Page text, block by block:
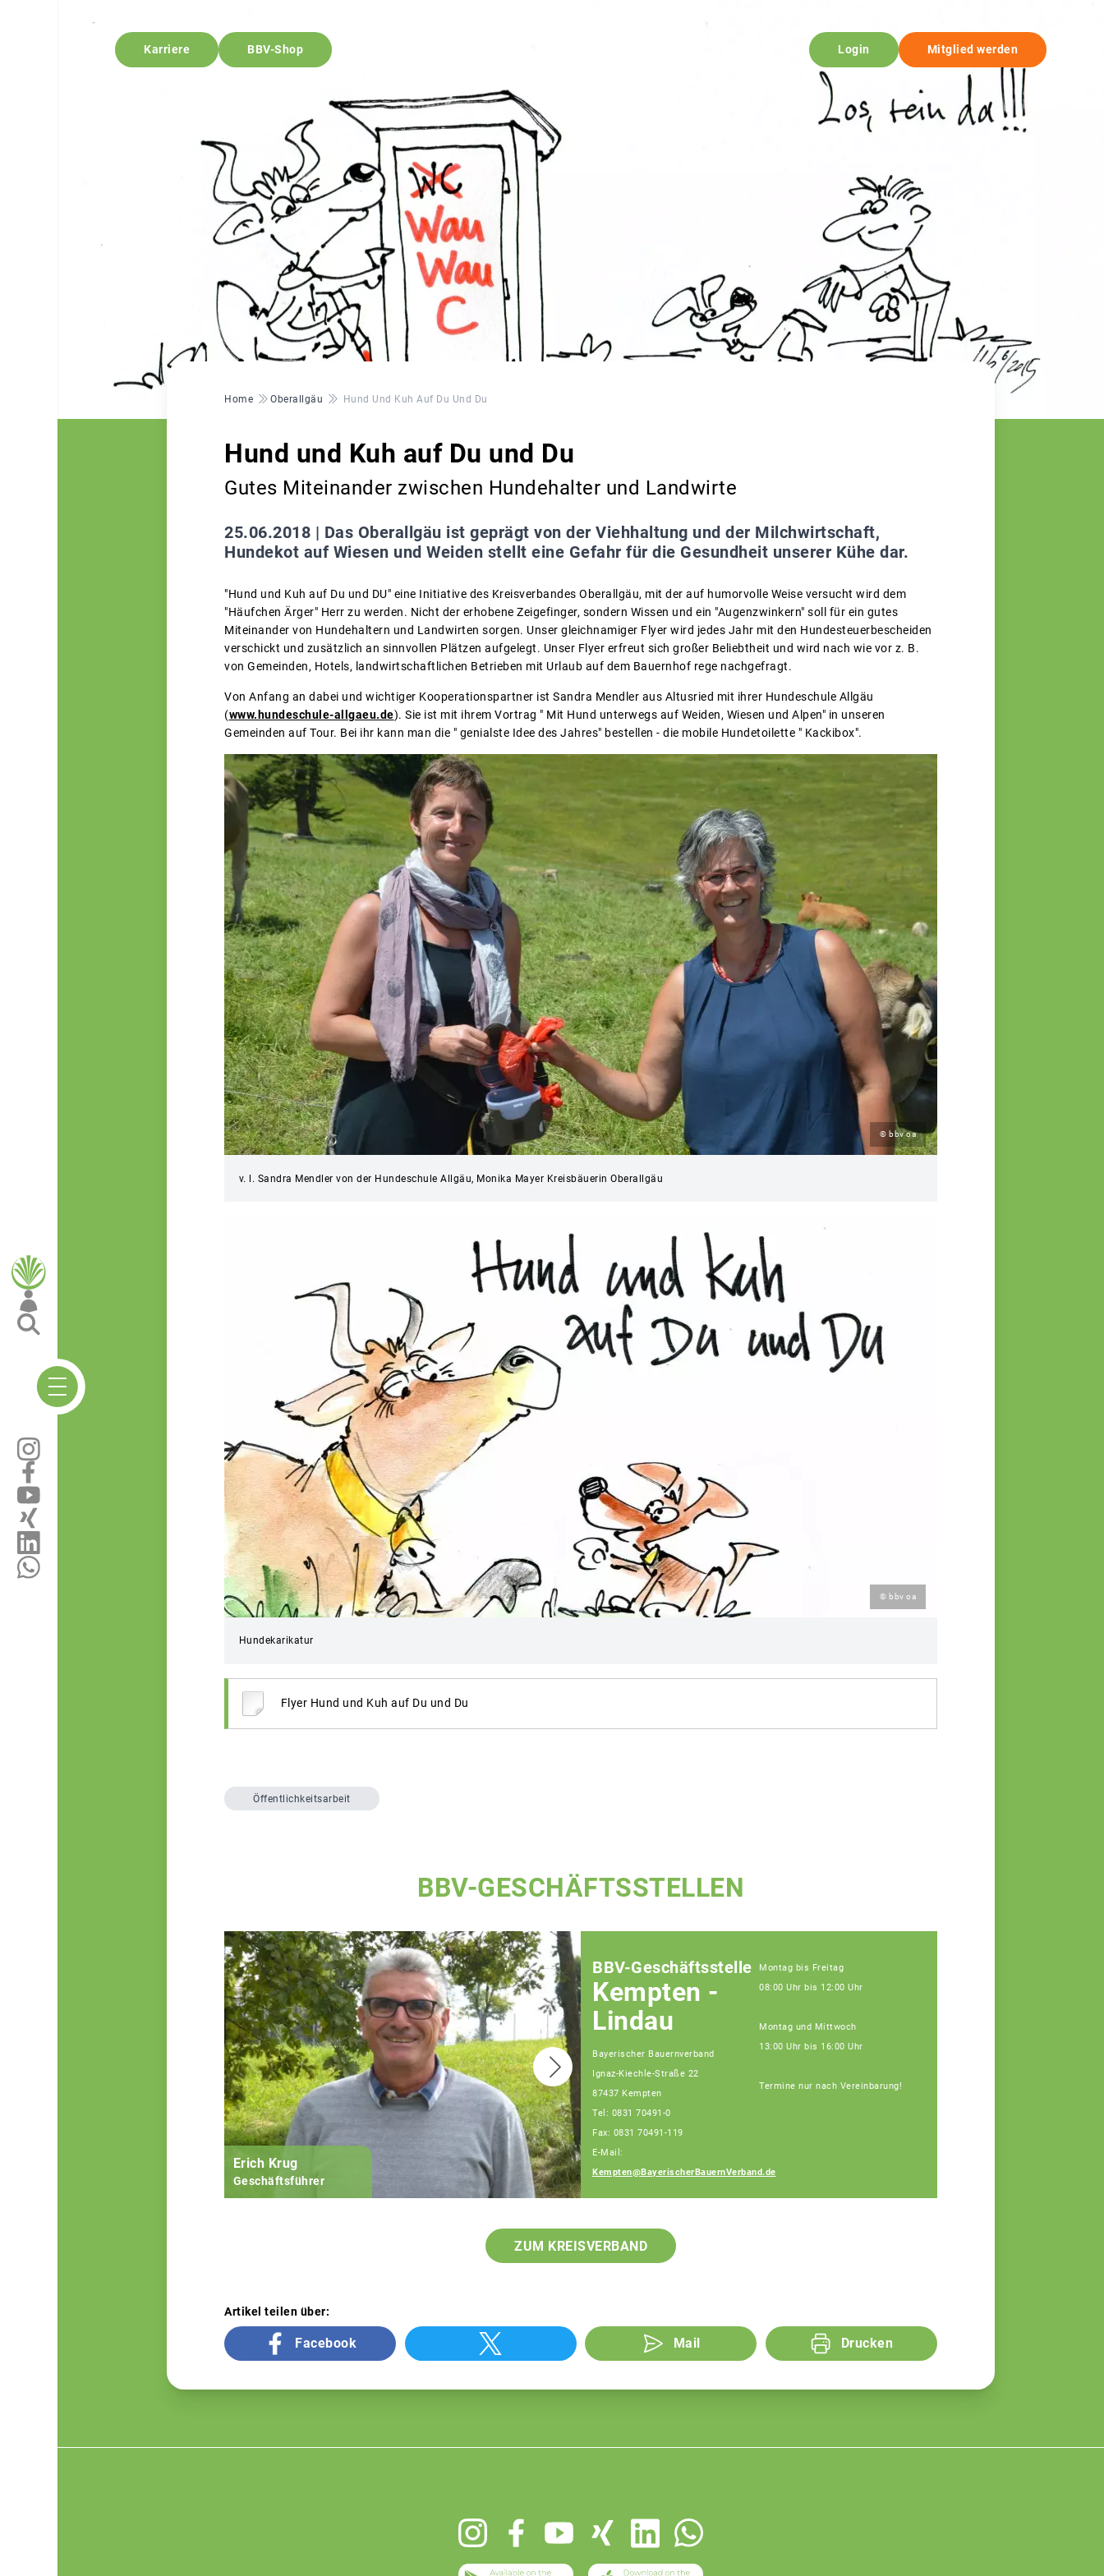
Karriere BBV-Shop Login Mitglied werden
© bbv oa
Pfadnavigation
Home Oberallgäu Hund Und Kuh Auf Du Und Du
Hund und Kuh auf Du und Du
Gutes Miteinander zwischen Hundehalter und Landwirte
25.06.2018 | Das Oberallgäu ist geprägt von der Viehhaltung und der Milchwirtschaft,
Hundekot auf Wiesen und Weiden stellt eine Gefahr für die Gesundheit unserer Kühe dar.
"Hund und Kuh auf Du und DU" eine Initiative des Kreisverbandes Oberallgäu, mit der auf humorvolle Weise versucht wird dem
"Häufchen Ärger" Herr zu werden. Nicht der erhobene Zeigefinger, sondern Wissen und ein "Augenzwinkern" soll für ein gutes
Miteinander von Hundehaltern und Landwirten sorgen. Unser gleichnamiger Flyer wird jedes Jahr mit den Hundesteuerbescheiden
verschickt und zusätzlich an sinnvollen Plätzen aufgelegt. Unser Flyer erfreut sich großer Beliebtheit und wird nach wie vor z. B.
von Gemeinden, Hotels, landwirtschaftlichen Betrieben mit Urlaub auf dem Bauernhof rege nachgefragt.
Von Anfang an dabei und wichtiger Kooperationspartner ist Sandra Mendler aus Altusried mit ihrer Hundeschule Allgäu
(www.hundeschule-allgaeu.de). Sie ist mit ihrem Vortrag " Mit Hund unterwegs auf Weiden, Wiesen und Alpen" in unseren
Gemeinden auf Tour. Bei ihr kann man die " genialste Idee des Jahres" bestellen - die mobile Hundetoilette " Kackibox".
© bbv oa
v. l. Sandra Mendler von der Hundeschule Allgäu, Monika Mayer Kreisbäuerin Oberallgäu
© bbv oa
Hundekarikatur
Flyer Hund und Kuh auf Du und Du
Öffentlichkeitsarbeit
BBV-GESCHÄFTSSTELLEN
Erich Krug
Geschäftsführer
Teamassistenz
Kempten-Lindau
Koscielny
BBV-Geschäftsstelle
Kempten -
Lindau
Bayerischer Bauernverband
Ignaz-Kiechle-Straße 22
87437 Kempten
Tel: 0831 70491-0
Fax: 0831 70491-119
E-Mail:
Kempten@BayerischerBauernVerband.de
Montag bis Freitag
08:00 Uhr bis 12:00 Uhr
Montag und Mittwoch
13:00 Uhr bis 16:00 Uhr
Termine nur nach Vereinbarung!
ZUM KREISVERBAND
Artikel teilen über:
Facebook Mail Drucken